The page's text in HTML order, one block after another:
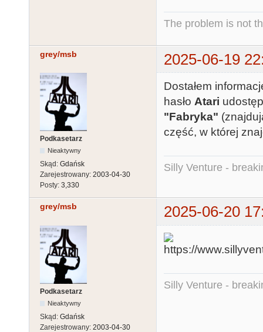
The problem is not
grey/msb 2025-06-19
Podkasetarz
Nieaktywny
Skąd: Gdańsk
Zarejestrowany: 2003-04-30
Posty: 3,330
Dostałem
hasło Atari
"Fabryka"
część, w której
Silly Venture -
grey/msb 2025-06-20
Podkasetarz
Nieaktywny
Skąd: Gdańsk
Zarejestrowany: 2003-04-30
Silly Venture -